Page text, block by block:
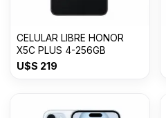
CELULAR LIBRE HONOR
X5C PLUS 4-256GB
U$S 219